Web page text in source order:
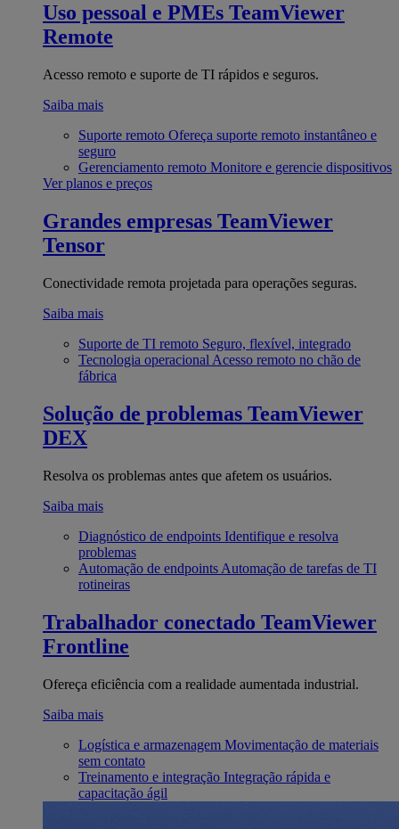
Uso pessoal e PMEs TeamViewer
Remote
Acesso remoto e suporte de TI rápidos e seguros.
Saiba mais
Suporte remoto Ofereça suporte remoto instantâneo e
seguro
Gerenciamento remoto Monitore e gerencie dispositivos
Ver planos e preços
Grandes empresas TeamViewer
Tensor
Conectividade remota projetada para operações seguras.
Saiba mais
Suporte de TI remoto Seguro, flexível, integrado
Tecnologia operacional Acesso remoto no chão de
fábrica
Solução de problemas TeamViewer
DEX
Resolva os problemas antes que afetem os usuários.
Saiba mais
Diagnóstico de endpoints Identifique e resolva
problemas
Automação de endpoints Automação de tarefas de TI
rotineiras
Trabalhador conectado TeamViewer
Frontline
Ofereça eficiência com a realidade aumentada industrial.
Saiba mais
Logística e armazenagem Movimentação de materiais
sem contato
Treinamento e integração Integração rápida e
capacitação ágil